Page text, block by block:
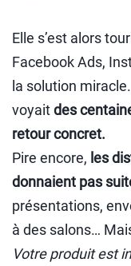
Elle s’est alors
Facebook Ads,
la solution
voyaitdes
retour concret.
Pire encore, les
donnaient pas
présentations,
à des salons…
Votre produit est